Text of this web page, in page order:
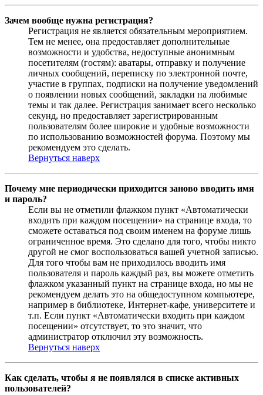
Зачем вообще нужна регистрация?
Регистрация не является обязательным мероприятием.
Тем не менее, она предоставляет дополнительные
возможности и удобства, недоступные анонимным
посетителям (гостям): аватары, отправку и получение
личных сообщений, переписку по электронной почте,
участие в группах, подписки на получение уведомлений
о появлении новых сообщений, закладки на любимые
темы и так далее. Регистрация занимает всего несколько
секунд, но предоставляет зарегистрированным
пользователям более широкие и удобные возможности
по использованию возможностей форума. Поэтому мы
рекомендуем это сделать.
Вернуться наверх
Почему мне периодически приходится заново вводить имя
и пароль?
Если вы не отметили флажком пункт «Автоматически
входить при каждом посещении» на странице входа, то
сможете оставаться под своим именем на форуме лишь
ограниченное время. Это сделано для того, чтобы никто
другой не смог воспользоваться вашей учетной записью.
Для того чтобы вам не приходилось вводить имя
пользователя и пароль каждый раз, вы можете отметить
флажком указанный пункт на странице входа, но мы не
рекомендуем делать это на общедоступном компьютере,
например в библиотеке, Интернет-кафе, университете и
т.п. Если пункт «Автоматически входить при каждом
посещении» отсутствует, то это значит, что
администратор отключил эту возможность.
Вернуться наверх
Как сделать, чтобы я не появлялся в списке активных
пользователей?